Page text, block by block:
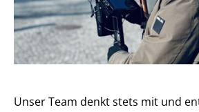
Unser Team denkt stets mit und